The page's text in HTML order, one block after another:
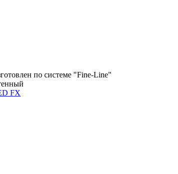
по системе "Fine-Line"
FX